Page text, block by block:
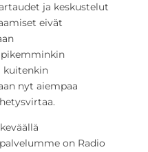
ja keskustelut
eivät
kuitenkin
nyt aiempaa
on Radio